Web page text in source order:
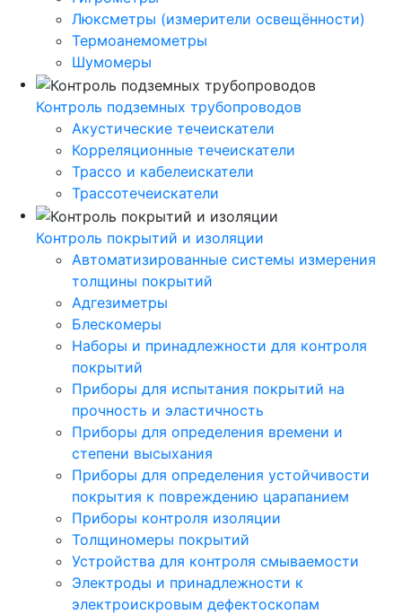
Люксметры (измерители освещённости)
Термоанемометры
Шумомеры
Контроль подземных трубопроводов
Акустические течеискатели
Корреляционные течеискатели
Трассо и кабелеискатели
Трассотечеискатели
Контроль покрытий и изоляции
Автоматизированные системы измерения
толщины покрытий
Адгезиметры
Блескомеры
Наборы и принадлежности для контроля
покрытий
Приборы для испытания покрытий на
прочность и эластичность
Приборы для определения времени и
степени высыхания
Приборы для определения устойчивости
покрытия к повреждению царапанием
Приборы контроля изоляции
Толщиномеры покрытий
Устройства для контроля смываемости
Электроды и принадлежности к
электроискровым дефектоскопам